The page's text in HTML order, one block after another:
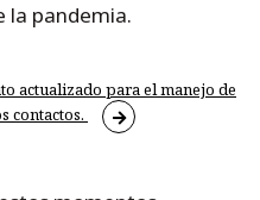
la pandemia.
actualizado para el manejo de
contactos.